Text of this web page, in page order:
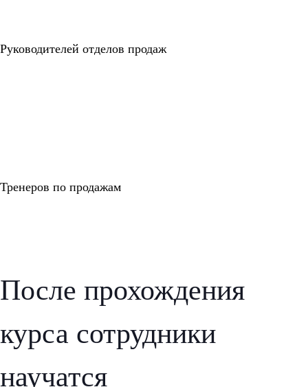
Руководителей отделов продаж
Тренеров по продажам
После прохождения
курса сотрудники
научатся